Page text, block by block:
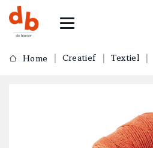
Home Creatief Textiel